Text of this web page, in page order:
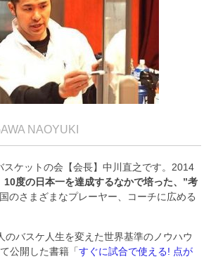
NAOYUKI
スケットの会【会長】中川直之です。2014
10度の日本一を達成するなかで培った、”考
のさまざまなプレーヤー、コーチに広める
のバスケ人生を変えた世界基準のノウハウ
公開した書籍「すぐに試合で使える! 点が